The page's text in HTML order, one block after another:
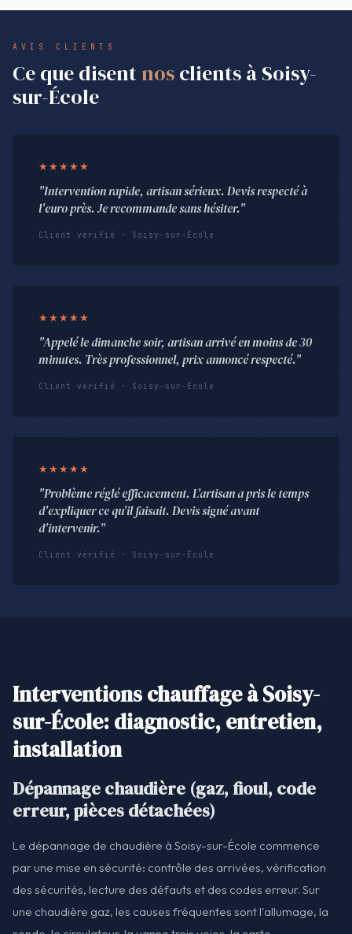
AVIS CLIENTS
Ce que disent nosclients à Soisy-
sur-École
★★★★★
"Intervention rapide, artisan sérieux. Devis respecté à
l'euro près. Je recommande sans hésiter."
Client vérifié · Soisy-sur-École
★★★★★
"Appelé le dimanche soir, artisan arrivé en moins de 30
minutes. Très professionnel, prix annoncé respecté."
Client vérifié · Soisy-sur-École
★★★★★
"Problème réglé efficacement. L'artisan a pris le temps
d'expliquer ce qu'il faisait. Devis signé avant
d'intervenir."
Client vérifié · Soisy-sur-École
Interventions chauffage à Soisy-
sur-École: diagnostic, entretien,
installation
Dépannage chaudière (gaz, fioul, code
erreur, pièces détachées)
Le dépannage de chaudière à Soisy-sur-École commence
par une mise en sécurité: contrôle des arrivées, vérification
des sécurités, lecture des défauts et des codes erreur. Sur
une chaudière gaz, les causes fréquentes sont l'allumage, la